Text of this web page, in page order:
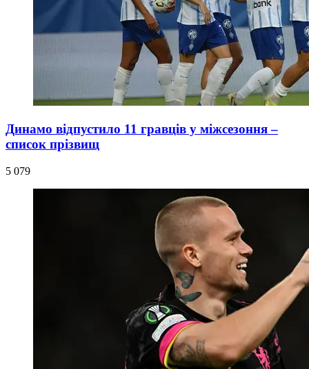
Динамо відпустило 11 гравців у міжсезоння –
список прізвищ
5 079